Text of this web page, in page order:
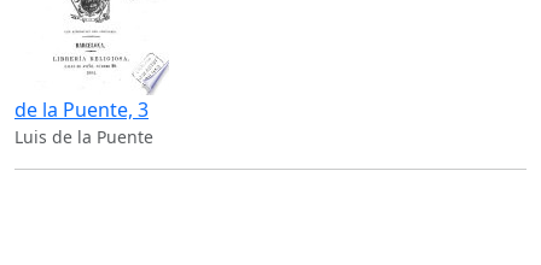
de la Puente, 3
Luis de la Puente